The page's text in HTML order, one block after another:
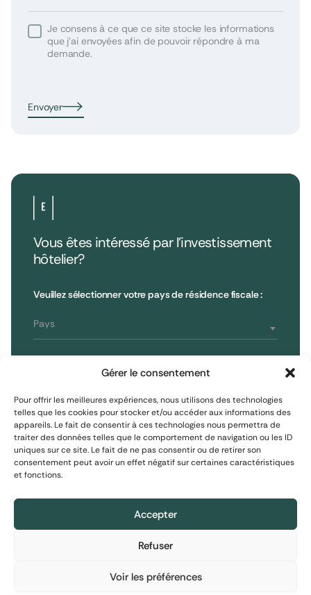
Gérer le consentement
Pour offrir les meilleures expériences, nous utilisons des technologies
telles que les cookies pour stocker et/ou accéder aux informations des
appareils. Le fait de consentir à ces technologies nous permettra de
traiter des données telles que le comportement de navigation ou les ID
uniques sur ce site. Le fait de ne pas consentir ou de retirer son
consentement peut avoir un effet négatif sur certaines caractéristiques
et fonctions.
Accepter
Refuser
Voir les préférences
Je consens à ce que ce site stocke les informations
que j’ai envoyées afin de pouvoir répondre à ma
demande.
Envoyer
Vous êtes intéressé par l’investissement
hôtelier?
Veuillez sélectionner votre pays de résidence fiscale :
Pays
Investisseur assimilé professionnel
Investisseur professionnel
Informations financières : Le contenu de ce site
relevant de l’une des catégories listées à
l’article 423-49-I du Règlement général de
Informations financières : Le contenu de ce site
relevant de l’une des catégories listées à
l’article 423-49-I du Règlement général de
Informations financières : Le contenu de ce site
relevant de l’une des catégories listées à
l’article 423-49-I du Règlement général de
75008 Paris, France
T : 01 53 96 52 50
S'inscrire à la newsletter
S'inscrire
Reporting
Mentions Légales
Politique de cookies
Réalisation :Madaré